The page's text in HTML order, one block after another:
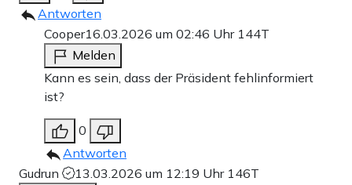
Antworten
Cooper16.03.2026 um 02:46 Uhr 144T
Melden
Kann es sein, dass der Präsident fehlinformiert
ist?
0
Antworten
Gudrun
13.03.2026 um 12:19 Uhr 146T